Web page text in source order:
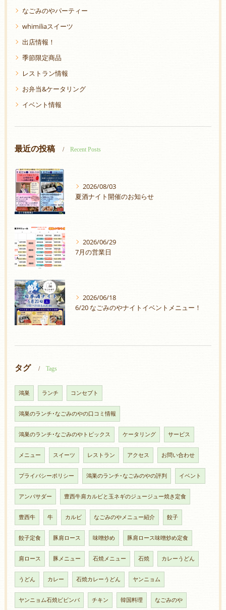
なごみのやパーティー
whimiliaスイーツ
出店情報！
季節限定商品
レストラン情報
お弁当&ケータリング
イベント情報
最近の投稿 Recent Posts
2026/08/03
夏酒ナイト開催のお知らせ
2026/06/29
7月の営業日
2026/06/18
6/20 なごみのやナイトイベントメニュー！
タグ Tags
鴻巣 ランチ コンセプト
鴻巣のランチ･なごみのやの口コミ情報
鴻巣のランチ･なごみのやトピックス ケータリング サービス
メニュー スイーツ レストラン アクセス お問い合わせ
プライバシーポリシー 鴻巣のランチ･なごみのやの評判 イベント
アンバサダー 豊西牛肩カルビと玉ネギのジュージュー焼き定食
豊西牛 牛 カルビ なごみのやメニュー紹介 餃子
餃子定食 豚肩ロース 味噌炒め 豚肩ロース味噌炒め定食
肩ロース 豚メニュー 石焼メニュー 石焼 カレーうどん
うどん カレー 石焼カレーうどん ヤンニョム
ヤンニョム石焼ビビンバ チキン 韓国料理 なごみのや